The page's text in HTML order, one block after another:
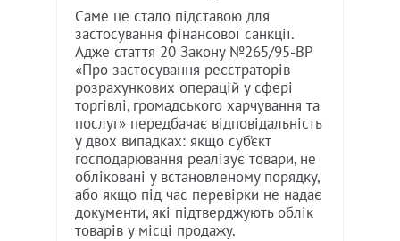
Саме це стало підставою для
застосування фінансової санкції.
Адже стаття 20 Закону №265/95-ВР
«Про застосування реєстраторів
розрахункових операцій у сфері
торгівлі, громадського харчування та
послуг» передбачає відповідальність
у двох випадках: якщо суб’єкт
господарювання реалізує товари, не
обліковані у встановленому порядку,
або якщо під час перевірки не надає
документи, які підтверджують облік
товарів у місці продажу.